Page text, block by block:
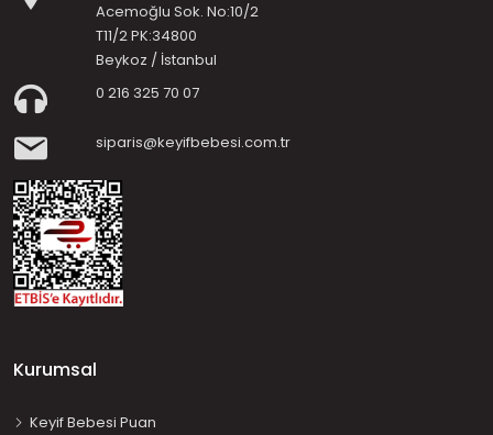
Acemoğlu Sok. No:10/2
T11/2 PK:34800
Beykoz / İstanbul
0 216 325 70 07
siparis@keyifbebesi.com.tr
Kurumsal
Keyif Bebesi Puan